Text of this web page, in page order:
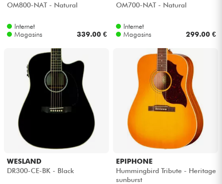
OM800-NAT - Natural
Internet
Magasins
339.00 €
OM700-NAT - Natural
Internet
Magasins
299.00 €
WESLAND
DR300-CE-BK - Black
EPIPHONE
Hummingbird Tribute - Heritage
sunburst